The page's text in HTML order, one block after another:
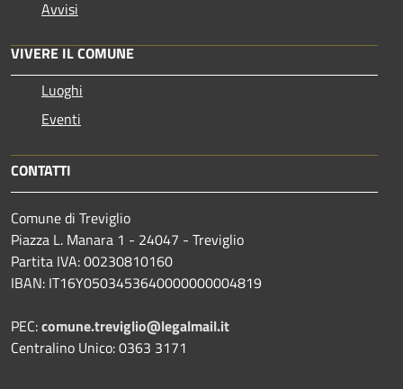
Avvisi
VIVERE IL COMUNE
Luoghi
Eventi
CONTATTI
Comune di Treviglio
Piazza L. Manara 1 - 24047 - Treviglio
Partita IVA: 00230810160
IBAN: IT16Y0503453640000000004819
PEC:comune.treviglio@legalmail.it
Centralino Unico: 0363 3171